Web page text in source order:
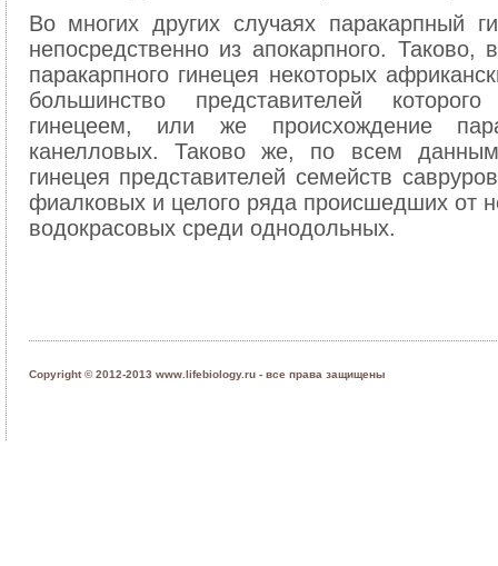
Во многих других случаях паракарпный
непосредственно из апокарпного. Таково,
паракарпного гинецея некоторых
большинство представителей
гинецеем, или же происхождение
канелловых. Таково же, по всем
гинецея представителей семейств
фиалковых и целого ряда происшедших от
водокрасовых среди однодольных.
Copyright © 2012-2013 www.lifebiology.ru - все права защищены